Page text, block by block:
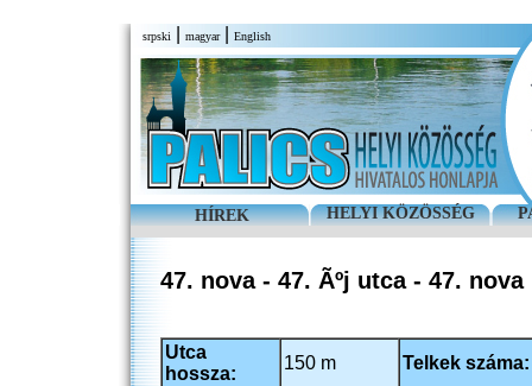
srpski magyar| English
HÍREK HELYI KÖZÖSSÉG
47. nova - 47. Ãºj utca - 47. nova
Utca
hossza:
150 m
Telkek száma: